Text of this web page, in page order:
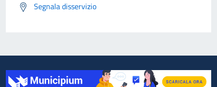
Segnala disservizio